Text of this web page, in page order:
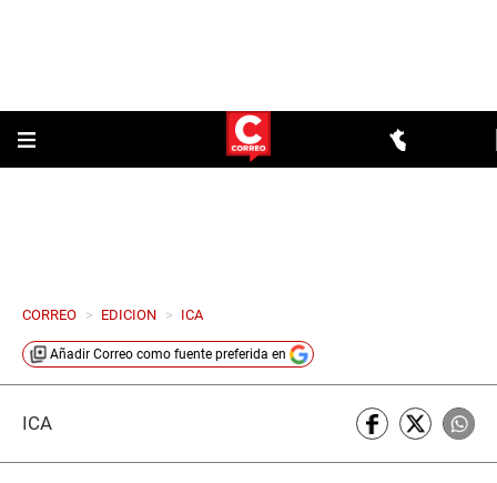
CORREO > EDICION > ICA
Añadir Correo como fuente preferida en
ICA